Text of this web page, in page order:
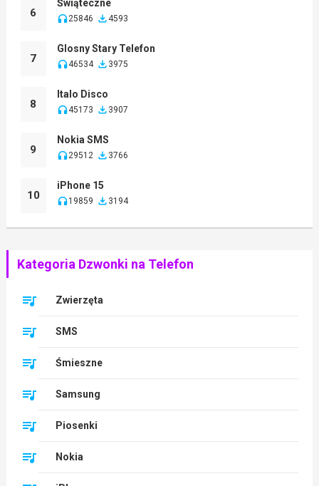
6
Świąteczne
25846 4593
7
Glosny Stary Telefon
46534 3975
8
Italo Disco
45173 3907
9
Nokia SMS
29512 3766
10
iPhone 15
19859 3194
Kategoria Dzwonki na Telefon
Zwierzęta
SMS
Śmieszne
Samsung
Piosenki
Nokia